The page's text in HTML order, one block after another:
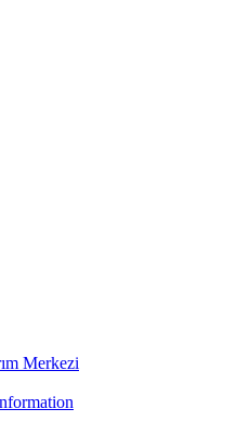
Merkezi